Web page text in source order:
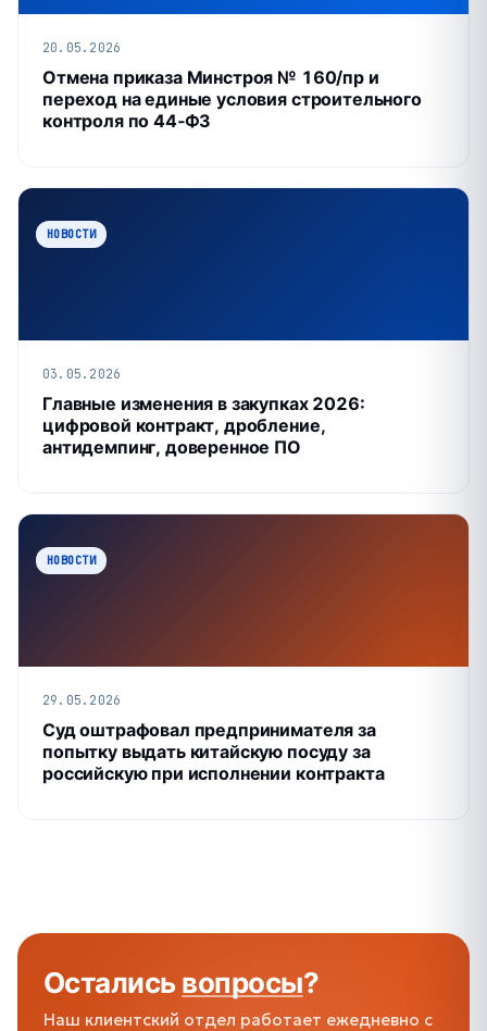
20.05.2026
Отмена приказа Минстроя № 160/пр и
переход на единые условия строительного
контроля по 44‑ФЗ
НОВОСТИ
03.05.2026
Главные изменения в закупках 2026:
цифровой контракт, дробление,
антидемпинг, доверенное ПО
НОВОСТИ
29.05.2026
Суд оштрафовал предпринимателя за
попытку выдать китайскую посуду за
российскую при исполнении контракта
Осталисьвопросы?
Наш клиентский отдел работает ежедневно с